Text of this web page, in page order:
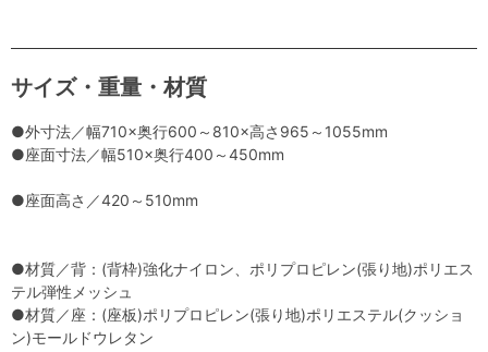
サイズ・重量・材質
●外寸法／幅710×奥行600～810×高さ965～1055mm
●座面寸法／幅510×奥行400～450mm
●座面高さ／420～510mm
●材質／背：(背枠)強化ナイロン、ポリプロピレン(張り地)ポリエス
テル弾性メッシュ
●材質／座：(座板)ポリプロピレン(張り地)ポリエステル(クッショ
ン)モールドウレタン